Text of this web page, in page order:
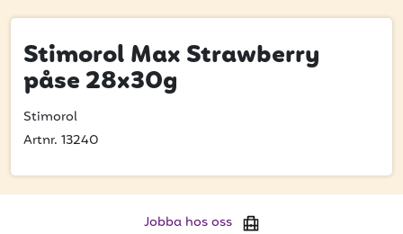
Logga in
Vill du få erbjudanden och vara den första
att få uppdateringar kring kampanjer?
Ange din e-postadress nedan för att ta del av våra
E-postadress
Stimorol Max Strawberry
påse 28x30g
Stimorol
Artnr. 13240
Jobba hos oss